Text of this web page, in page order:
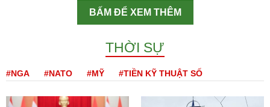
BẤM ĐỂ XEM THÊM
THỜI SỰ
#NGA #NATO #MỸ #TIỀN KỸ THUẬT SỐ